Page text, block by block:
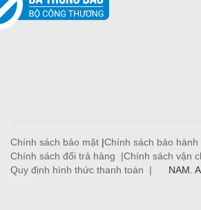
Chính sách bảo mật |Chính sách bảo hành
Chính sách đổi trả hàng |Chính sách vận
Quy định hình thức thanh toán |
NAM.